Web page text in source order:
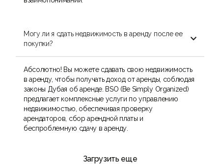
Могу ли я сдать недвижимость в аренду после ее
покупки?

Абсолютно! Вы можете сдавать свою недвижимость
в аренду, чтобы получать доход от аренды, соблюдая
законы Дубая об аренде. BSO (Be Simply Organized)
предлагает комплексные услуги по управлению
недвижимостью, обеспечивая проверку
арендаторов, сбор арендной платы и
беспроблемную сдачу в аренду.
Загрузить еще